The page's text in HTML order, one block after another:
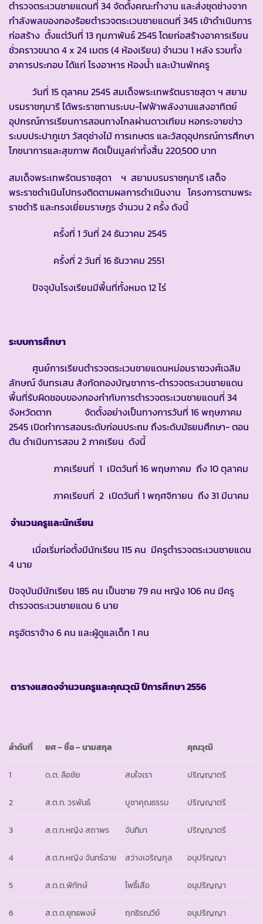
ตำรวจตระเวนชายแดนที่ 34 จัดตั้งคณะทำงาน และส่งชุดช่างจาก
กำลังพลของกองร้อยตำรวจตระเวนชายแดนที่ 345 เข้าดำเนินการ
ก่อสร้าง ตั้งแต่วันที่ 13 กุมภาพันธ์ 2545 โดยก่อสร้างอาคารเรียน
ชั่วคราวขนาด 4 x 24 เมตร (4 ห้องเรียน) จำนวน 1 หลัง รวมทั้ง
อาคารประกอบ ได้แก่ โรงอาหาร ห้องน้ำ และบ้านพักครู
วันที่ 15 ตุลาคม 2545 สมเด็จพระเทพรัตนราชสุดา ฯ สยาม
บรมราชกุมารี ได้พระราชทานระบบ-ไฟฟ้าพลังงานแสงอาทิตย์
อุปกรณ์การเรียนการสอนทางไกลผ่านดาวเทียม หอกระจายข่าว
ระบบประปาภูเขา วัสดุช่างไม้ การเกษตร และวัสดุอุปกรณ์การศึกษา
โภชนาการและสุขภาพ คิดเป็นมูลค่าทั้งสิ้น 220,500 บาท
สมเด็จพระเทพรัตนราชสุดา ฯ สยามบรมราชกุมารี เสด็จ
พระราชดำเนินไปทรงติดตามผลการดำเนินงาน โครงการตามพระ
ราชดำริ และทรงเยี่ยมราษฎร จำนวน 2 ครั้ง ดังนี้
ครั้งที่ 1 วันที่ 24 ธันวาคม 2545
ครั้งที่ 2 วันที่ 16 ธันวาคม 2551
ปัจจุบันโรงเรียนมีพื้นที่ทั้งหมด 12 ไร่
ระบบการศึกษา
ศูนย์การเรียนตำรวจตระเวนชายแดนหม่อมราชวงศ์เฉลิม
ลักษณ์ จันทรเสน สังกัดกองบัญชาการ-ตำรวจตระเวนชายแดน
พื้นที่รับผิดชอบของกองกำกับการตำรวจตระเวนชายแดนที่ 34
จังหวัดตาก จัดตั้งอย่างเป็นทางการวันที่ 16 พฤษภาคม
2545 เปิดทำการสอนระดับก่อนประถม ถึงระดับมัธยมศึกษา- ตอน
ต้น ดำเนินการสอน 2 ภาคเรียน ดังนี้
ภาคเรียนที่ 1 เปิดวันที่ 16 พฤษภาคม ถึง 10 ตุลาคม
ภาคเรียนที่ 2 เปิดวันที่ 1 พฤศจิกายน ถึง 31 มีนาคม
จำนวนครูและนักเรียน
เมื่อเริ่มก่อตั้งมีนักเรียน 115 คน มีครูตำรวจตระเวนชายแดน
4 นาย
ปัจจุบันมีนักเรียน 185 คน เป็นชาย 79 คน หญิง 106 คน มีครู
ตำรวจตระเวนชายแดน 6 นาย
ครูอัตราจ้าง 6 คน และผู้ดูแลเด็ก 1 คน
ตารางแสดงจำนวนครูและคุณวุฒิ ปีการศึกษา2556
ลำดับที่ ยศ – ชื่อ – นามสกุล คุณวุฒิ
1 ด.ต. ลือชัย สมใจเรา ปริญญาตรี
2 ส.ต.ท. วรพันธ์ บูชาคุณธรรม ปริญญาตรี
3 ส.ต.ท.หญิง สถาพร จันทิมา ปริญญาตรี
4 ส.ต.ท.หญิง จันทร์ฉาย สว่างเจริญกุล อนุปริญญา
5 ส.ต.ต.พิทักษ์ โพธิ์เสือ อนุปริญญา
6 ส.ต.ต.ยุทธพงษ์ ฤทธิรณวีย์ อนุปริญญา